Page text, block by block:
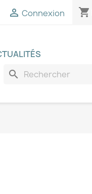
 Connexion shopping_cart
search